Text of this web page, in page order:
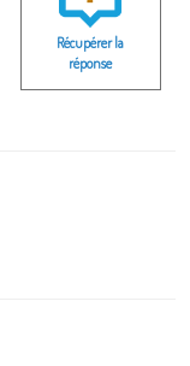
Récupérer la
réponse